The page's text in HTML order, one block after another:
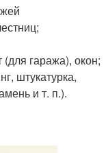
гаража), окон;
штукатурка,
и т. п.).